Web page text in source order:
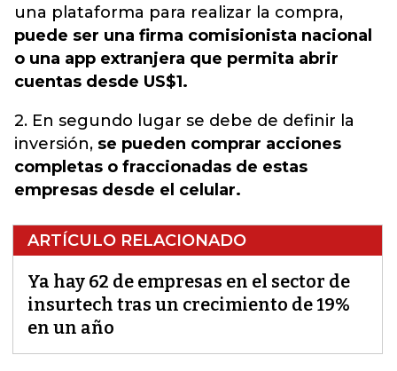
una plataforma para realizar la compra,
puede ser una firma comisionista nacional
o una app extranjera que permita abrir
cuentas desde US$1.
2. En segundo lugar se debe de definir la
inversión, se pueden comprar acciones
completas o fraccionadas de estas
empresas desde el celular.
ARTÍCULO RELACIONADO
Ya hay 62 de empresas en el sector de
insurtech tras un crecimiento de 19%
en un año